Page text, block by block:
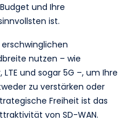
und Ihre
ist.
nutzen – wie
und sogar 5G –, um Ihre
zu verstärken oder
Freiheit ist das
von SD-WAN.